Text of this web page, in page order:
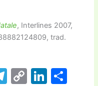
, Interlines 2007,
trad.
T C Li C